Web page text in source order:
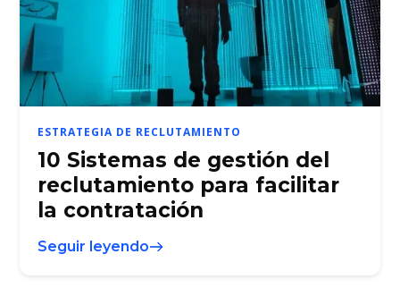
ESTRATEGIA DE RECLUTAMIENTO
10 Sistemas de gestión del
reclutamiento para facilitar
la contratación
Seguir leyendo